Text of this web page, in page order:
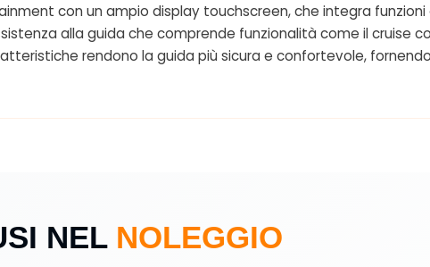
con un ampio display touchscreen, che integra
alla guida che comprende funzionalità come il cruise
rendono la guida più sicura e confortevole,
NEL NOLEGGIO